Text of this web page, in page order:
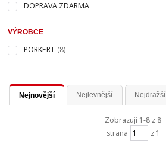
DOPRAVA ZDARMA
VÝROBCE
PORKERT (8)
Nejnovější Nejlevnější Nejdražší
Zobrazuji 1-8 z 8
strana
z 1